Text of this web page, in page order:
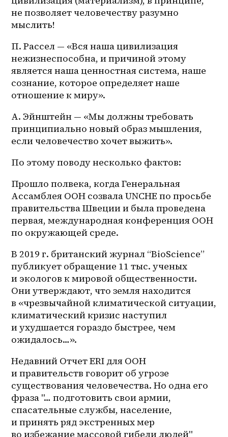
не позволяет человечеству разумно
мыслить!
П. Рассел — «Вся наша цивилизация
нежизнеспособна, и причиной этому
является наша ценностная система, наше
сознание, которое определяет наше
отношение к миру».
А. Эйнштейн — «Мы должны требовать
принципиально новый образ мышления,
если человечество хочет выжить».
По этому поводу несколько фактов:
Прошло полвека, когда Генеральная
Ассамблея ООН созвала UNCHE по просьбе
правительства Швеции и была проведена
первая, международная конференция ООН
по окружающей среде.
В 2019 г. британский журнал “BioScience”
публикует обращение 11 тыс. ученых
и экологов к мировой общественности.
Они утверждают, что земля находится
в «чрезвычайной климатической ситуации,
климатический кризис наступил
и ухудшается гораздо быстрее, чем
ожидалось…».
Недавний Отчет ERI для ООН
и правительств говорит об угрозе
существования человечества. Но одна его
фраза "… подготовить свои армии,
спасательные службы, население,
и принять ряд экстренных мер
во избежание массовой гибели людей"